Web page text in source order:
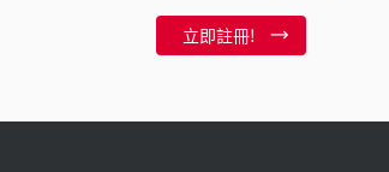
立即註冊!